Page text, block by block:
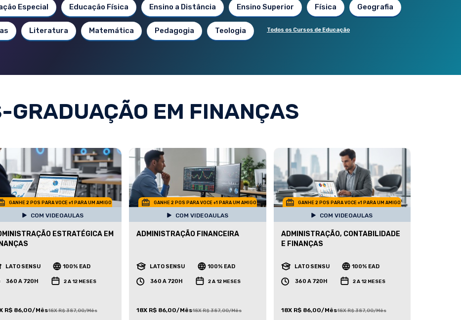
Especial Educação Física Ensino a Distância Ensino Superior Física Geografia
Literatura Matemática Pedagogia Teologia Todos os Cursos de Educação
GRADUAÇÃO EM FINANÇAS
GANHE 2 POS PARA VOCE +1 PARA UM AMIGO
COM VIDEOAULAS
ESTRATÉGICA EM
LATO SENSU 100% EAD
360 A 720H 2 A 12 MESES
R$ 86,00/Mês18X R$ 387,00/Mês
GANHE 2 POS PARA VOCE +1 PARA UM AMIGO
COM VIDEOAULAS
ADMINISTRAÇÃO FINANCEIRA
LATO SENSU 100% EAD
360 A 720H 2 A 12 MESES
18X R$ 86,00/Mês18X R$ 387,00/Mês
GANHE 2 POS PARA VOCE +1 PARA UM AMIGO
COM VIDEOAULAS
ADMINISTRAÇÃO, CONTABILIDADE
E FINANÇAS
LATO SENSU 100% EAD
360 A 720H 2 A 12 MESES
18X R$ 86,00/Mês18X R$ 387,00/Mês